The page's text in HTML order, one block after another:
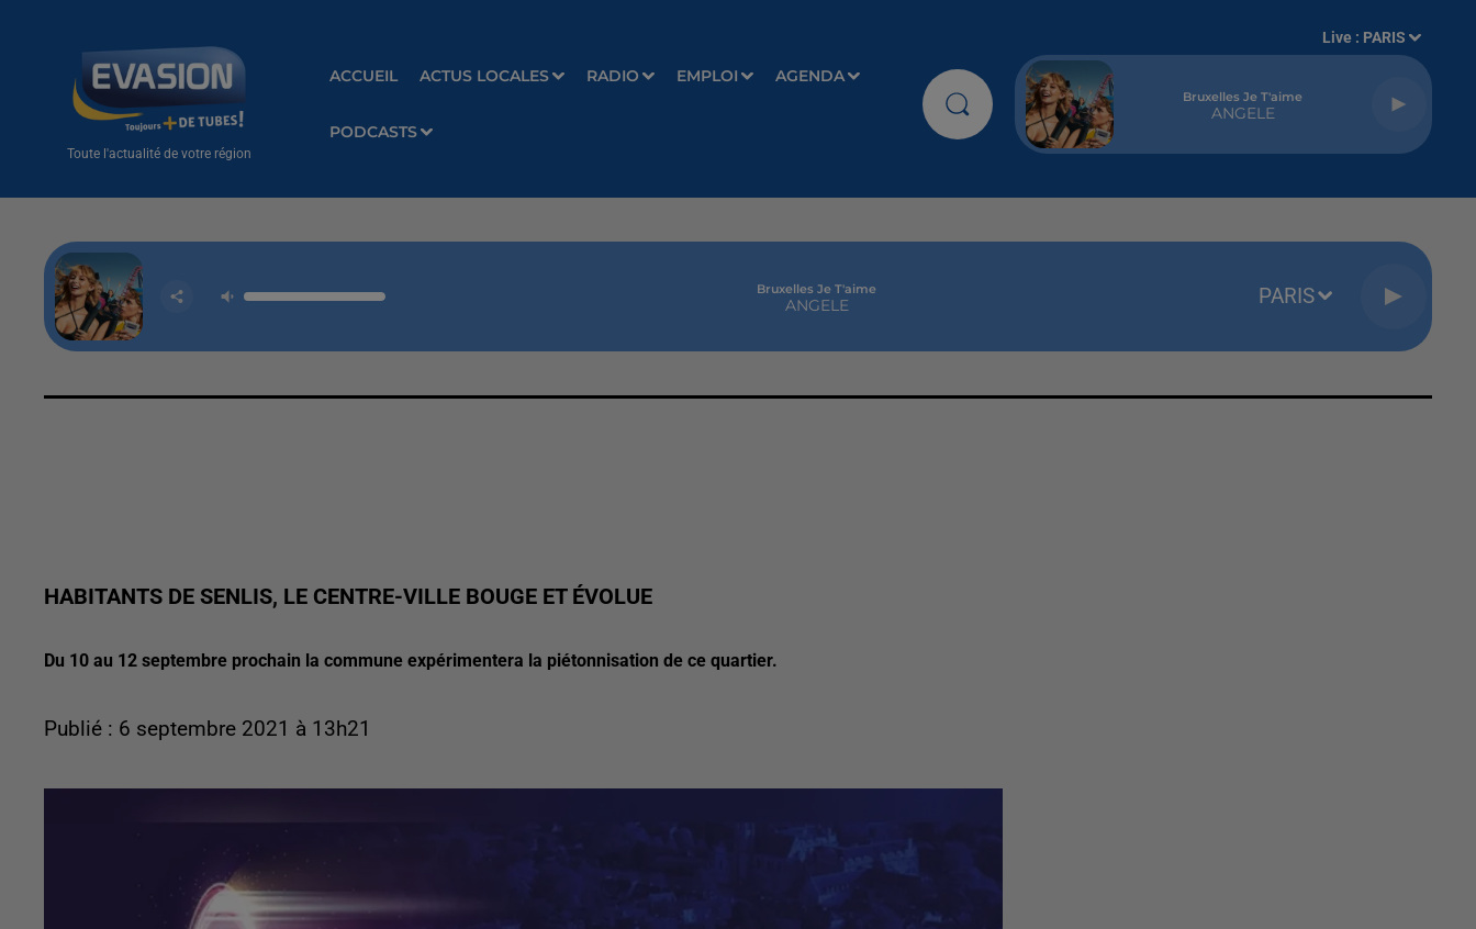
Toute l'actualité de votre région
ACCUEIL ACTUS LOCALES RADIO EMPLOI AGENDA
PODCASTS
Live : PARIS
Bruxelles Je T'aime
ANGELE
Bruxelles Je T'aime
ANGELE PARIS
HABITANTS DE SENLIS, LE CENTRE-VILLE BOUGE ET ÉVOLUE
Du 10 au 12 septembre prochain la commune expérimentera la piétonnisation de ce quartier.
Publié : 6 septembre 2021 à 13h21